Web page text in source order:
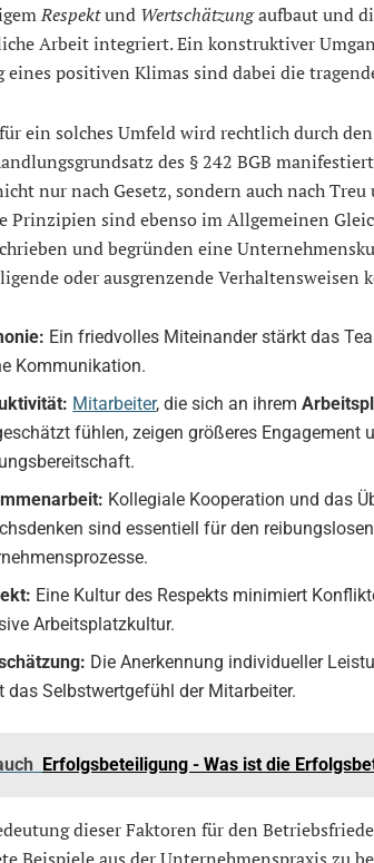
Respektund Wertschätzungaufbaut und
Arbeit integriert. Ein konstruktiver
eines positiven Klimas sind dabei die
ein solches Umfeld wird rechtlich durch den
des § 242 BGB
nur nach Gesetz, sondern auch nach
Prinzipien sind ebenso im Allgemeinen
und begründen eine
oder ausgrenzende Verhaltensweisen
Ein friedvolles Miteinander stärkt das
Kommunikation.
Mitarbeiter, die sich an ihrem
fühlen, zeigen größeres Engagement
Kollegiale Kooperation und das
sind essentiell für den
Eine Kultur des Respekts minimiert
Arbeitsplatzkultur.
Die Anerkennung individueller
das Selbstwertgefühl der Mitarbeiter.
Erfolgsbeteiligung - Was ist die
dieser Faktoren für den